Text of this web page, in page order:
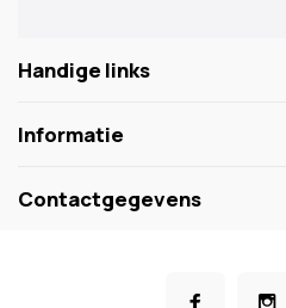
Handige links
Informatie
Contactgegevens